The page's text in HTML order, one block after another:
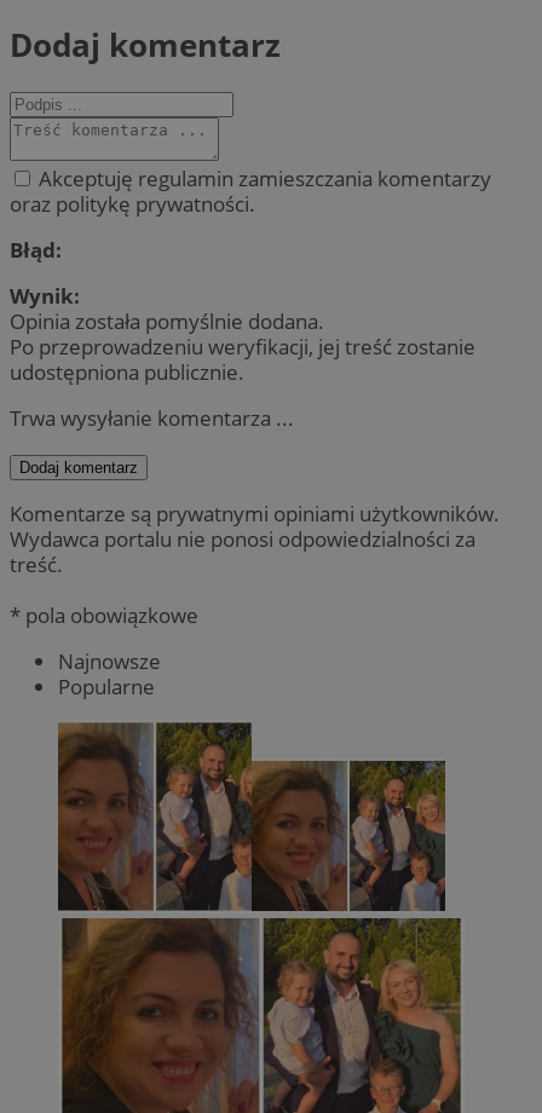
Dodaj komentarz
Akceptuję regulamin zamieszczania komentarzy
oraz politykę prywatności.
Błąd:
Wynik:
Opinia została pomyślnie dodana.
Po przeprowadzeniu weryfikacji, jej treść zostanie
udostępniona publicznie.
Trwa wysyłanie komentarza ...
Dodaj komentarz
Komentarze są prywatnymi opiniami użytkowników.
Wydawca portalu nie ponosi odpowiedzialności za
treść.
* pola obowiązkowe
Najnowsze
Popularne